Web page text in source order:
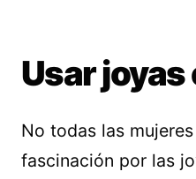
Usar
No todas las
fascinación por las